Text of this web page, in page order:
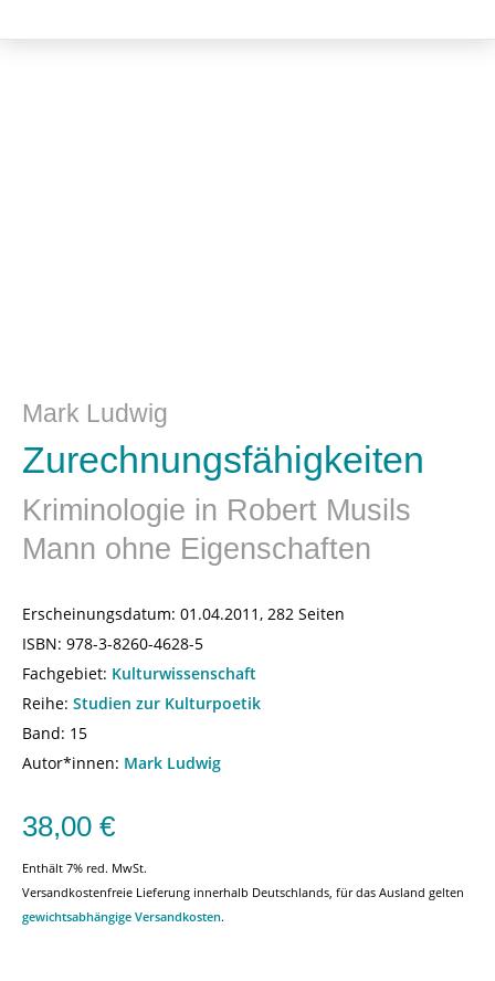
Mark Ludwig
Zurechnungsfähigkeiten
Kriminologie in Robert Musils
Mann ohne Eigenschaften
Erscheinungsdatum: 01.04.2011, 282 Seiten
ISBN: 978-3-8260-4628-5
Fachgebiet: Kulturwissenschaft
Reihe: Studien zur Kulturpoetik
Band: 15
Autor*innen: Mark Ludwig
38,00 €
Enthält 7% red. MwSt.
Versandkostenfreie Lieferung innerhalb Deutschlands, für das Ausland gelten
gewichtsabhängige Versandkosten.